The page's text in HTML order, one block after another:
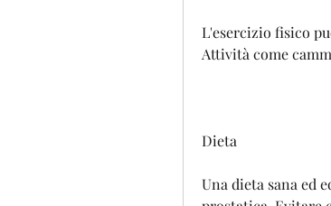
L'esercizio fisico
Attività come
Dieta
Una dieta sana ed